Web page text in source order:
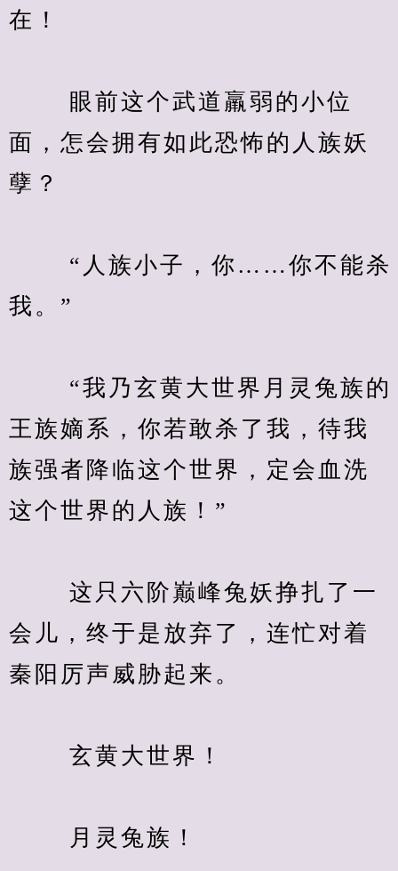
在！
眼前这个武道羸弱的小位
面，怎会拥有如此恐怖的人族妖
孽？
“人族小子，你……你不能杀
我。”
“我乃玄黄大世界月灵兔族的
王族嫡系，你若敢杀了我，待我
族强者降临这个世界，定会血洗
这个世界的人族！”
这只六阶巅峰兔妖挣扎了一
会儿，终于是放弃了，连忙对着
秦阳厉声威胁起来。
玄黄大世界！
月灵兔族！